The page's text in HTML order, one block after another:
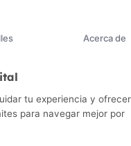
Acerca de
tu experiencia y
para navegar mejor por